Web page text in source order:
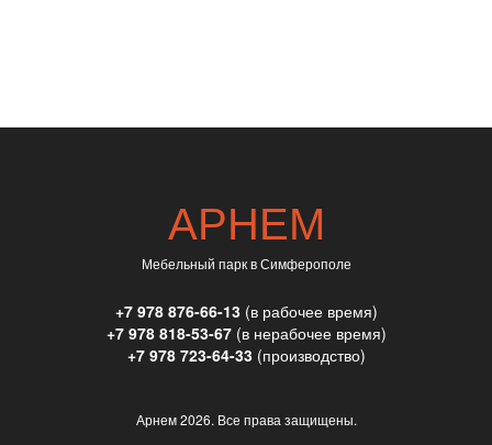
АРНЕМ
Мебельный парк в Симферополе
+7 978 876-66-13(в рабочее время)
+7 978 818-53-67(в нерабочее время)
+7 978 723-64-33(производство)
Арнем2026. Все права защищены.